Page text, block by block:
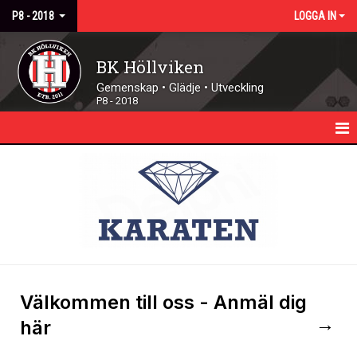
P8 - 2018 LOGGA IN
BK Höllviken
Gemenskap • Glädje • Utveckling
P8 - 2018
MATCHER
DOKUMENT
Välkommen till oss - Anmäl dig
här
→